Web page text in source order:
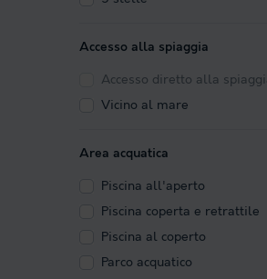
Accesso alla spiaggia
Accesso diretto alla
Vicino al mare
Area acquatica
Piscina all'aperto
Piscina coperta e retrattile
Piscina al coperto
Parco acquatico